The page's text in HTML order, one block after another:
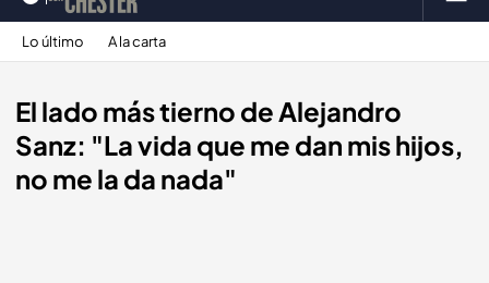
Lo último A la carta
El lado más tierno de Alejandro
Sanz: "La vida que me dan mis hijos,
no me la da nada"